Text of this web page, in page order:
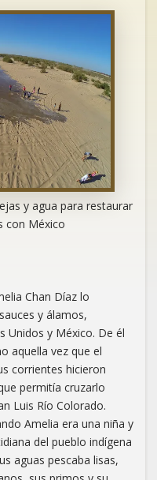
y agua para restaurar
con México
Chan Díaz lo
y álamos,
Unidos y México. De él
aquella vez que el
corrientes hicieron
permitía cruzarlo
Luis Río Colorado.
Amelia era una niña y
del pueblo indígena
aguas pescaba lisas,